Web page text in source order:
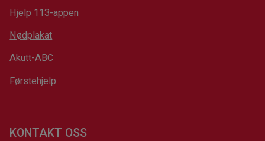
Hjelp 113-appen
Nødplakat
Akutt-ABC
Førstehjelp
KONTAKT OSS